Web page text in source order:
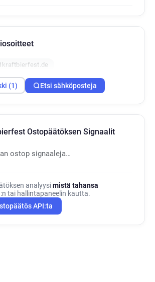
(1) Etsi sähköposteja
Ostopäätöksen Signaalit
ostop signaaleja…
analyysimistä tahansa
tai hallintapaneelin kautta.
API:ta